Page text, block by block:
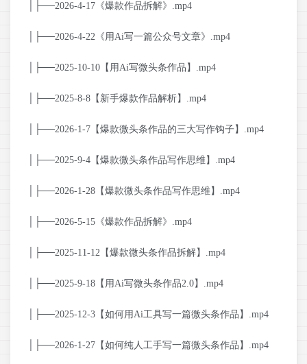
│├──2026-4-17《爆款作品拆解》.mp4
│├──2026-4-22《用Ai写一篇公众号文章》.mp4
│├──2025-10-10【用Ai写微头条作品】.mp4
│├──2025-8-8【新手爆款作品解析】.mp4
│├──2026-1-7【爆款微头条作品的三大写作钩子】.mp4
│├──2025-9-4【爆款微头条作品写作思维】.mp4
│├──2026-1-28【爆款微头条作品写作思维】.mp4
│├──2026-5-15《爆款作品拆解》.mp4
│├──2025-11-12【爆款微头条作品拆解】.mp4
│├──2025-9-18【用Ai写微头条作品2.0】.mp4
│├──2025-12-3【如何用Ai工具写一篇微头条作品】.mp4
│├──2026-1-27【如何纯人工手写一篇微头条作品】.mp4